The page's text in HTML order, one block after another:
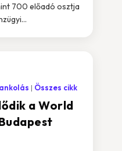
700 előadó osztja
a World
Összes cikk